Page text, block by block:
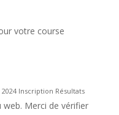
votre course
Inscription Résultats
Merci de vérifier